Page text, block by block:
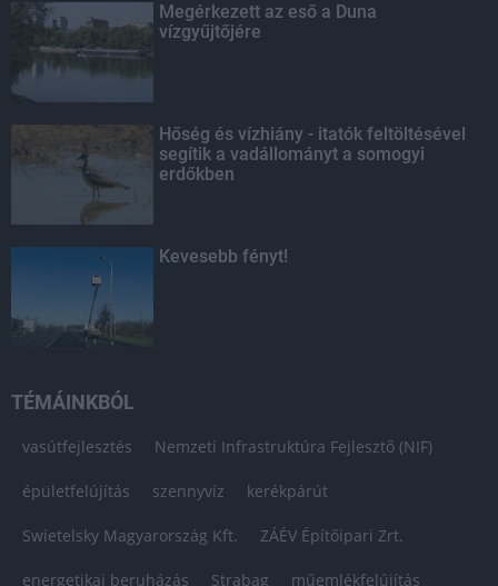
Megérkezett az eső a Duna
vízgyűjtőjére
Hőség és vízhiány - itatók feltöltésével
segítik a vadállományt a somogyi
erdőkben
Kevesebb fényt!
TÉMÁINKBÓL
vasútfejlesztés Nemzeti Infrastruktúra Fejlesztő (NIF)
épületfelújítás szennyvíz kerékpárút
Swietelsky Magyarország Kft. ZÁÉV Építőipari Zrt.
energetikai beruházás Strabag műemlékfelújítás